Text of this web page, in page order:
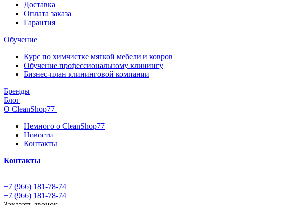
Доставка
Оплата заказа
Гарантия
Обучение
Курс по химчистке мягкой мебели и ковров
Обучение профессиональному клинингу
Бизнес-план клининговой компании
Бренды
Блог
О CleanShop77
Немного о CleanShop77
Новости
Контакты
Контакты
+7 (966) 181-78-74
+7 (966) 181-78-74